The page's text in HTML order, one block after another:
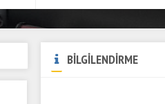
BİLGİLENDİRME